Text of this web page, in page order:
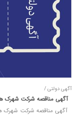
آگهی دولتی /
آگهی مناقصه شرکت شهرک های
آگهی مناقصه شرکت شهرک